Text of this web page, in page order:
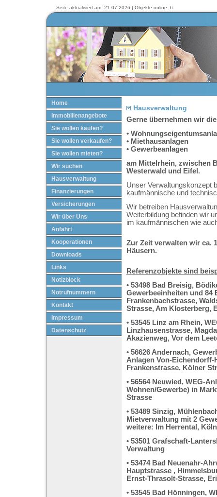
Seite aktualisiert am: 21.07.2026 | Objekte online: 6
Home
Immobilienangebote
Sie wollen kaufen?
Sie wollen verkaufen?
Sie wollen mieten?
Wir suchen
Hausverwaltung
Finanzierungen
Versicherungen
Wir über Uns
Anfahrt
Kooperationen
Downloads
Links
Notizblock
Notrufnummern
Kontakt
Impressum
Datenschutz
Hausverwaltung
Gerne übernehmen wir
•
• Miethausanlagen
• Gewerbeanlagen
am Mittelrhein, zwischen
Westerwald und Eifel.
Unser Verwaltungskonzept
kaufmännische und
Wir betreiben
Weiterbildung befinden wir
im kaufmännischen wie
Zur Zeit verwalten wir ca.
Häusern.
Referenzobjekte sind
• 53498 Bad Breisig,
Gewerbeeinheiten und 84
Frankenbachstrasse,
Strasse, Am Klosterberg,
• 53545 Linz am Rhein,
Linzhausenstrasse,
Akazienweg, Vor dem
• 56626 Andernach,
Anlagen Von-Eichendorff-
Frankenstrasse, Kölner
• 56564 Neuwied, WEG-
Wohnen/Gewerbe) in
Strasse
• 53489 Sinzig,
Mietverwaltung mit 2
weitere: Im Herrental,
• 53501 Grafschaft-
Verwaltung
• 53474 Bad Neuenahr-
Hauptstrasse ,
Ernst-Thrasolt-Strasse,
• 53545 Bad Hönningen,